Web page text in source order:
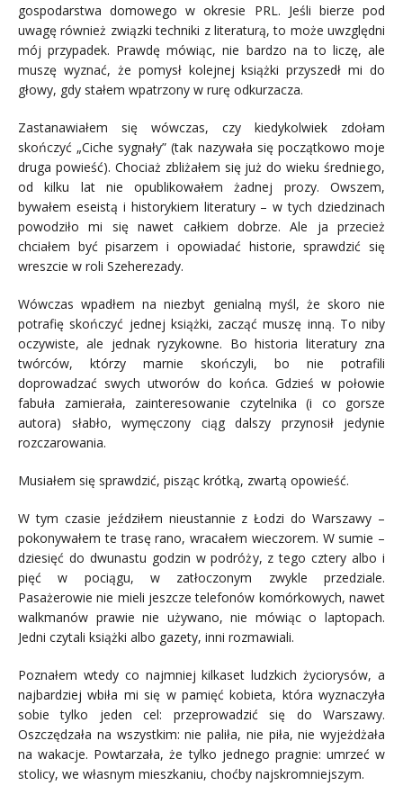
gospodarstwa domowego w okresie PRL. Jeśli bierze pod
uwagę również związki techniki z literaturą, to może uwzględni
mój przypadek. Prawdę mówiąc, nie bardzo na to liczę, ale
muszę wyznać, że pomysł kolejnej książki przyszedł mi do
głowy, gdy stałem wpatrzony w rurę odkurzacza.
Zastanawiałem się wówczas, czy kiedykolwiek zdołam
skończyć „Ciche sygnały” (tak nazywała się początkowo moje
druga powieść). Chociaż zbliżałem się już do wieku średniego,
od kilku lat nie opublikowałem żadnej prozy. Owszem,
bywałem eseistą i historykiem literatury – w tych dziedzinach
powodziło mi się nawet całkiem dobrze. Ale ja przecież
chciałem być pisarzem i opowiadać historie, sprawdzić się
wreszcie w roli Szeherezady.
Wówczas wpadłem na niezbyt genialną myśl, że skoro nie
potrafię skończyć jednej książki, zacząć muszę inną. To niby
oczywiste, ale jednak ryzykowne. Bo historia literatury zna
twórców, którzy marnie skończyli, bo nie potrafili
doprowadzać swych utworów do końca. Gdzieś w połowie
fabuła zamierała, zainteresowanie czytelnika (i co gorsze
autora) słabło, wymęczony ciąg dalszy przynosił jedynie
rozczarowania.
Musiałem się sprawdzić, pisząc krótką, zwartą opowieść.
W tym czasie jeździłem nieustannie z Łodzi do Warszawy –
pokonywałem te trasę rano, wracałem wieczorem. W sumie –
dziesięć do dwunastu godzin w podróży, z tego cztery albo i
pięć w pociągu, w zatłoczonym zwykle przedziale.
Pasażerowie nie mieli jeszcze telefonów komórkowych, nawet
walkmanów prawie nie używano, nie mówiąc o laptopach.
Jedni czytali książki albo gazety, inni rozmawiali.
Poznałem wtedy co najmniej kilkaset ludzkich życiorysów, a
najbardziej wbiła mi się w pamięć kobieta, która wyznaczyła
sobie tylko jeden cel: przeprowadzić się do Warszawy.
Oszczędzała na wszystkim: nie paliła, nie piła, nie wyjeżdżała
na wakacje. Powtarzała, że tylko jednego pragnie: umrzeć w
stolicy, we własnym mieszkaniu, choćby najskromniejszym.